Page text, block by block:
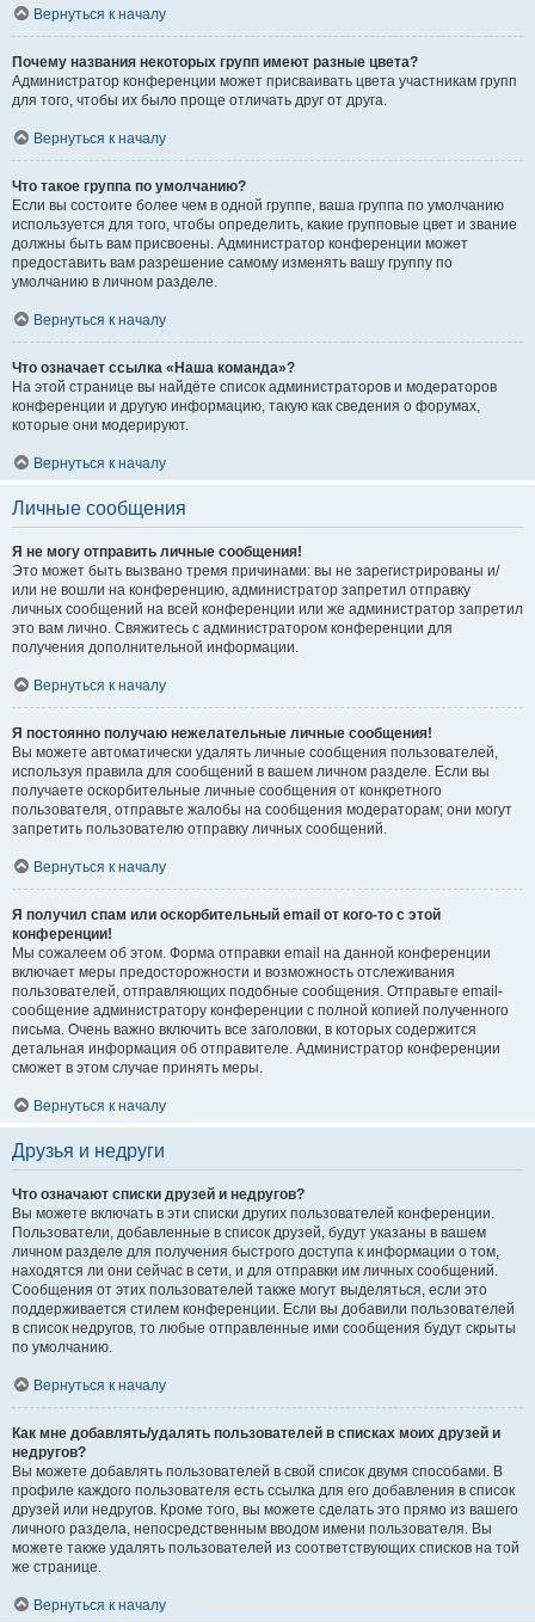
Вернуться к началу
Почему названия некоторых групп имеют разные цвета?
Администратор конференции может присваивать цвета участникам групп
для того, чтобы их было проще отличать друг от друга.
Вернуться к началу
Что такое группа по умолчанию?
Если вы состоите более чем в одной группе, ваша группа по умолчанию
используется для того, чтобы определить, какие групповые цвет и звание
должны быть вам присвоены. Администратор конференции может
предоставить вам разрешение самому изменять вашу группу по
умолчанию в личном разделе.
Вернуться к началу
Что означает ссылка «Наша команда»?
На этой странице вы найдёте список администраторов и модераторов
конференции и другую информацию, такую как сведения о форумах,
которые они модерируют.
Вернуться к началу
Личные сообщения
Я не могу отправить личные сообщения!
Это может быть вызвано тремя причинами: вы не зарегистрированы и/
или не вошли на конференцию, администратор запретил отправку
личных сообщений на всей конференции или же администратор запретил
это вам лично. Свяжитесь с администратором конференции для
получения дополнительной информации.
Вернуться к началу
Я постоянно получаю нежелательные личные сообщения!
Вы можете автоматически удалять личные сообщения пользователей,
используя правила для сообщений в вашем личном разделе. Если вы
получаете оскорбительные личные сообщения от конкретного
пользователя, отправьте жалобы на сообщения модераторам; они могут
запретить пользователю отправку личных сообщений.
Вернуться к началу
Я получил спам или оскорбительный email от кого-то с этой
конференции!
Мы сожалеем об этом. Форма отправки email на данной конференции
включает меры предосторожности и возможность отслеживания
пользователей, отправляющих подобные сообщения. Отправьте email-
сообщение администратору конференции с полной копией полученного
письма. Очень важно включить все заголовки, в которых содержится
детальная информация об отправителе. Администратор конференции
сможет в этом случае принять меры.
Вернуться к началу
Друзья и недруги
Что означают списки друзей и недругов?
Вы можете включать в эти списки других пользователей конференции.
Пользователи, добавленные в список друзей, будут указаны в вашем
личном разделе для получения быстрого доступа к информации о том,
находятся ли они сейчас в сети, и для отправки им личных сообщений.
Сообщения от этих пользователей также могут выделяться, если это
поддерживается стилем конференции. Если вы добавили пользователей
в список недругов, то любые отправленные ими сообщения будут скрыты
по умолчанию.
Вернуться к началу
Как мне добавлять/удалять пользователей в списках моих друзей и
недругов?
Вы можете добавлять пользователей в свой список двумя способами. В
профиле каждого пользователя есть ссылка для его добавления в список
друзей или недругов. Кроме того, вы можете сделать это прямо из вашего
личного раздела, непосредственным вводом имени пользователя. Вы
можете также удалять пользователей из соответствующих списков на той
же странице.
Вернуться к началу